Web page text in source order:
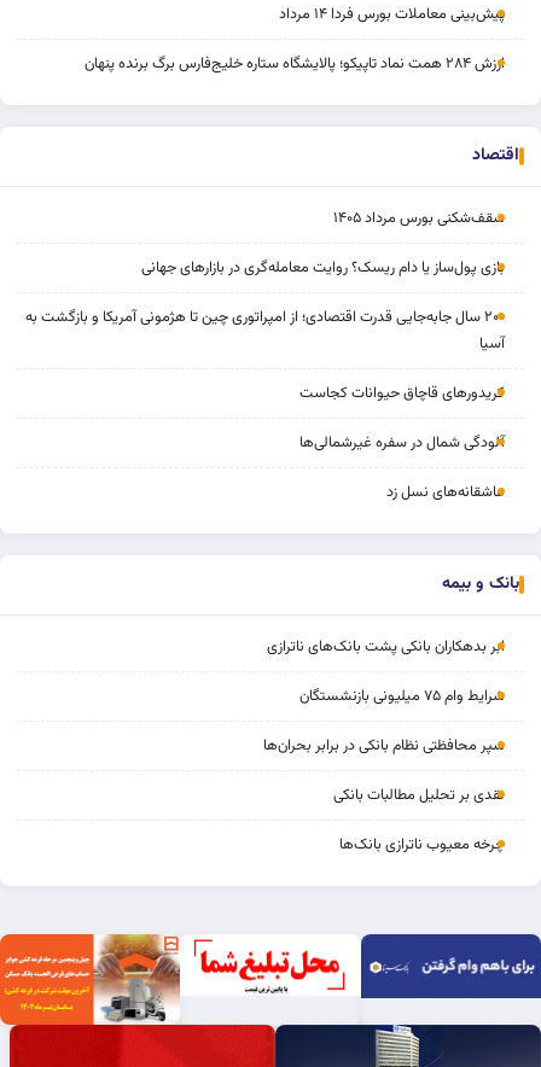
پیش‌بینی معاملات بورس فردا ۱۴ مرداد
ارزش ۲۸۴ همت نماد تاپیکو؛ پالایشگاه ستاره خلیج‌فارس برگ برنده پنهان
اقتصاد
سقف‌شکنی بورس مرداد ۱۴۰۵
بازی پول‌ساز یا دام ریسک؟ روایت معامله‌گری در بازارهای جهانی
۲۰۰ سال جابه‌جایی قدرت اقتصادی؛ از امپراتوری چین تا هژمونی آمریکا و بازگشت به
آسیا
کریدورهای قاچاق حیوانات کجاست
آلودگی شمال در سفره غیرشمالی‌ها
عاشقانه‌های نسل زد
بانک و بیمه
ابر بدهکاران بانکی پشت بانک‌های ناترازی
شرایط وام ۷۵ میلیونی بازنشستگان
سپر محافظتی نظام بانکی در برابر بحران‌ها
نقدی بر تحلیل مطالبات بانکی
چرخه‌ معیوب ناترازی بانک‌ها